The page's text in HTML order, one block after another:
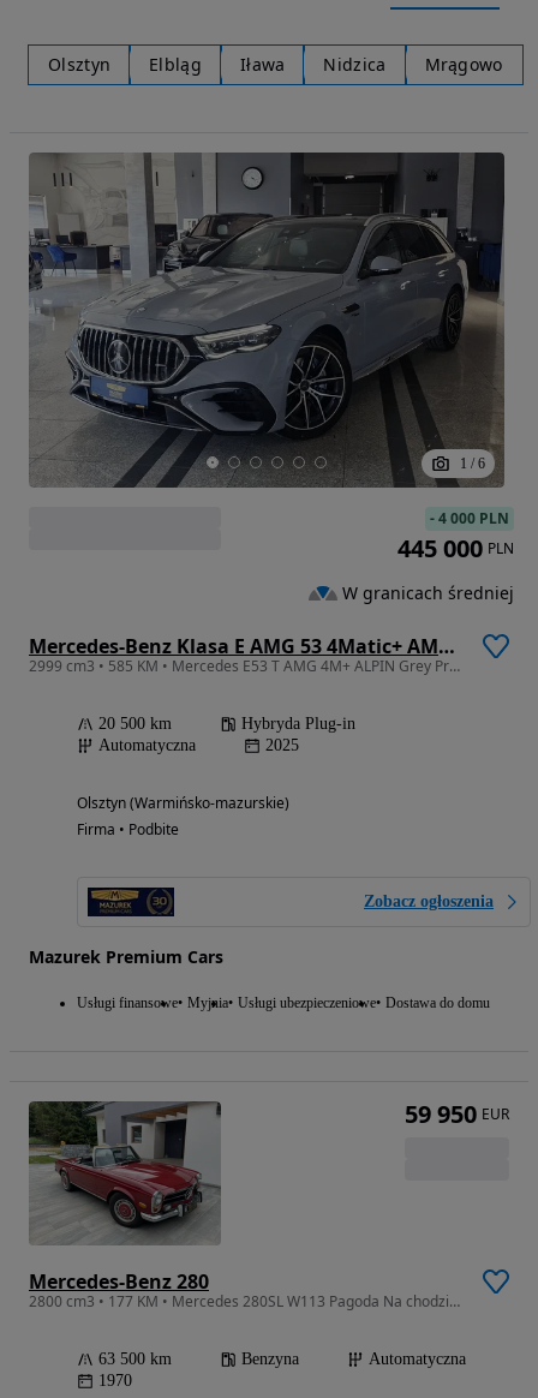
Olsztyn Elbląg Iława Nidzica Mrągowo
1 / 6
Mercedes-Benz Klasa E AMG 53 4Matic+ AMG SPEEDSHIFT TCT 9G
2999 cm3 • 585 KM • Mercedes E53 T AMG 4M+ ALPIN Grey Premium Plus, Superscreen, Gwarancja
20 500 km
Hybryda Plug-in
Automatyczna
2025
Olsztyn (Warmińsko-mazurskie)
Firma • Podbite
Zobacz ogłoszenia
Mazurek Premium Cars
Usługi finansowe Myjnia Usługi ubezpieczeniowe Dostawa do domu
-4 000 PLN
445 000 PLN
W granicach średniej
Mercedes-Benz 280
2800 cm3 • 177 KM • Mercedes 280SL W113 Pagoda Na chodzie Oryginalny Super stan
63 500 km Benzyna
Automatyczna
1970
59 950 EUR